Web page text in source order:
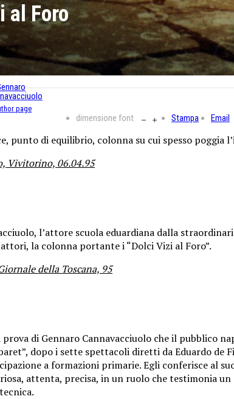
al Foro
page
dimensione font Stampa Email
punto di equilibrio, colonna su cui spesso poggia
Vivitorino, 06.04.95
l’attore scuola eduardiana dalla
la colonna portante i “Dolci Vizi al Foro”.
della Toscana, 95
prova di Gennaro Cannavacciuolo che il pubblico
dopo i sette spettacoli diretti da Eduardo de
a formazioni primarie. Egli conferisce al
attenta, precisa, in un ruolo che testimonia